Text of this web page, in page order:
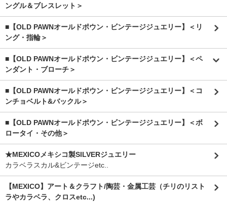
ングル＆ブレスレット＞
■【OLD PAWNオールドポウン・ビンテージジュエリー】＜リ
ング・指輪＞
■【OLD PAWNオールドポウン・ビンテージジュエリー】＜ペ
ンダント・ブローチ＞
■【OLD PAWNオールドポウン・ビンテージジュエリー】＜コ
ンチョベルト&バックル＞
■【OLD PAWNオールドポウン・ビンテージジュエリー】＜ボ
ロータイ・その他＞
★MEXICOメキシコ製SILVERジュエリー
カラベラスカル&ビンテージetc..
【MEXICO】アート＆クラフト/陶芸・金属工芸（チリのリスト
ラやカラベラ、クロスetc...)